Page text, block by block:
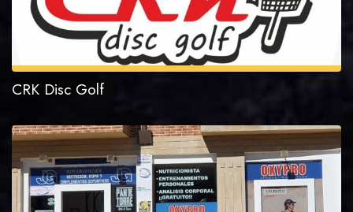
CRK Disc Golf